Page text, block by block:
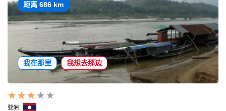
距离 686 km
我在那里 我想去那边
亚洲